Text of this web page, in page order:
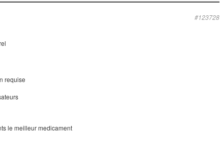
#123728
requise
le meilleur medicament